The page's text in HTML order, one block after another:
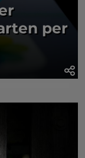
per